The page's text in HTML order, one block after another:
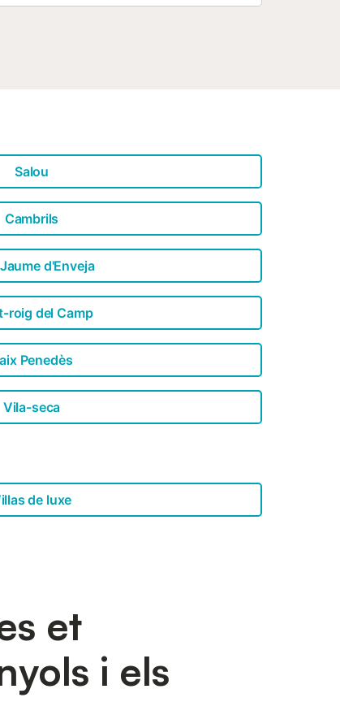
le confort rencontre la
incomparable. Prestations
Salou
Cambrils
d'Enveja
roig del Camp
Penedès
Vila-seca
de luxe
et
i els